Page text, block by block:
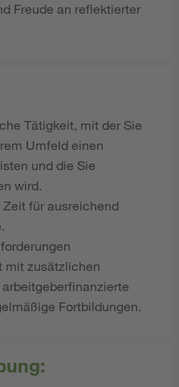
Freude an reflektierter
Tätigkeit, mit der Sie
Umfeld einen
und die Sie
wird.
für ausreichend
mit zusätzlichen
Fortbildungen.